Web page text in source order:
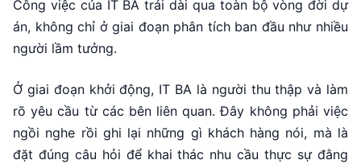
Công việc của IT BA trải dài qua toàn bộ vòng đời dự
án, không chỉ ở giai đoạn phân tích ban đầu như nhiều
người lầm tưởng.
Ở giai đoạn khởi động, IT BA là người thu thập và làm
rõ yêu cầu từ các bên liên quan. Đây không phải việc
ngồi nghe rồi ghi lại những gì khách hàng nói, mà là
đặt đúng câu hỏi để khai thác nhu cầu thực sự đằng